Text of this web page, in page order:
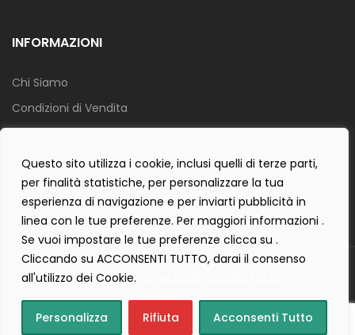
Questo sito utilizza i cookie, inclusi quelli di terze parti,
per finalità statistiche, per personalizzare la tua
esperienza di navigazione e per inviarti pubblicità in
linea con le tue preferenze. Per maggiori informazioni .
Se vuoi impostare le tue preferenze clicca su .
Cliccando su ACCONSENTI TUTTO, darai il consenso
all'utilizzo dei Cookie.
Personalizza Rifiuta Acconsenti Tutto
INFORMAZIONI
Chi Siamo
Condizioni di Vendita
Privacy Policy
Cookie Policy
Contact Form Policy
Tecnostudio di Martellini Nicoletta
Creartlab.it